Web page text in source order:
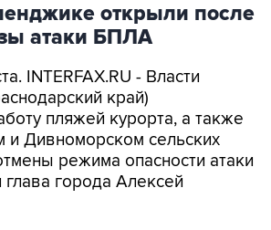
открыли после
атаки БПЛА
INTERFAX.RU - Власти
край)
пляжей курорта, а также
и Дивноморском сельских
режима опасности атаки
города Алексей